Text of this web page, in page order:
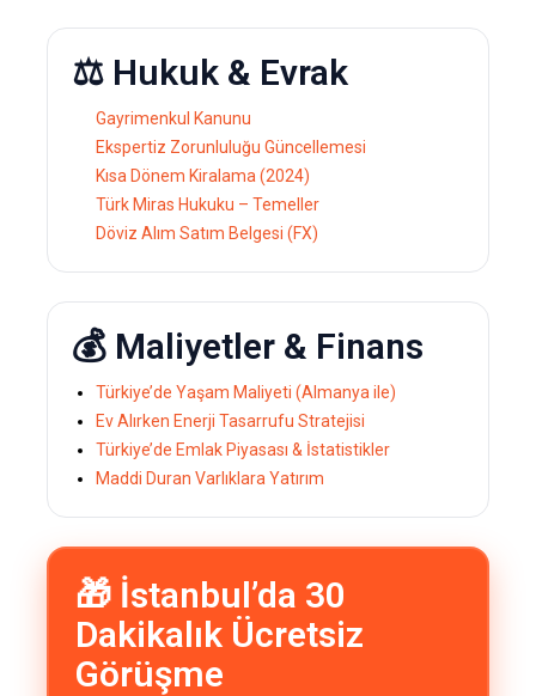
⚖️ Hukuk & Evrak
Gayrimenkul Kanunu
Ekspertiz Zorunluluğu Güncellemesi
Kısa Dönem Kiralama (2024)
Türk Miras Hukuku – Temeller
Döviz Alım Satım Belgesi (FX)
💰 Maliyetler & Finans
Türkiye’de Yaşam Maliyeti (Almanya ile)
Ev Alırken Enerji Tasarrufu Stratejisi
Türkiye’de Emlak Piyasası & İstatistikler
Maddi Duran Varlıklara Yatırım
🎁 İstanbul’da 30
Dakikalık Ücretsiz
Görüşme